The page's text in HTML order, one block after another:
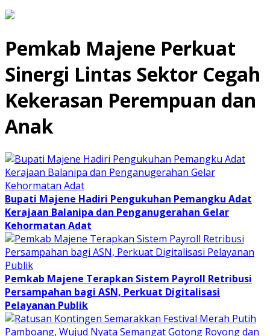
Pemkab Majene Perkuat
Sinergi Lintas Sektor Cegah
Kekerasan Perempuan dan
Anak
Bupati Majene Hadiri Pengukuhan Pemangku Adat
Kerajaan Balanipa dan Penganugerahan Gelar
Kehormatan Adat
Pemkab Majene Terapkan Sistem Payroll Retribusi
Persampahan bagi ASN, Perkuat Digitalisasi
Pelayanan Publik